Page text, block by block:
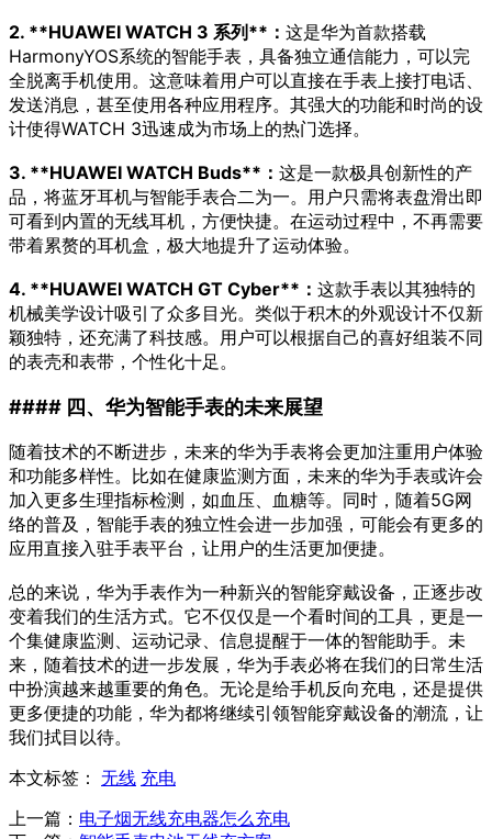
2. **HUAWEI WATCH 3 系列**： 这是华为首款搭载
HarmonyYOS系统的智能手表，具备独立通信能力，可以完
全脱离手机使用。这意味着用户可以直接在手表上接打电话、
发送消息，甚至使用各种应用程序。其强大的功能和时尚的设
计使得WATCH 3迅速成为市场上的热门选择。
3. **HUAWEI WATCH Buds**： 这是一款极具创新性的产
品，将蓝牙耳机与智能手表合二为一。用户只需将表盘滑出即
可看到内置的无线耳机，方便快捷。在运动过程中，不再需要
带着累赘的耳机盒，极大地提升了运动体验。
4. **HUAWEI WATCH GT Cyber**： 这款手表以其独特的
机械美学设计吸引了众多目光。类似于积木的外观设计不仅新
颖独特，还充满了科技感。用户可以根据自己的喜好组装不同
的表壳和表带，个性化十足。
#### 四、华为智能手表的未来展望
随着技术的不断进步，未来的华为手表将会更加注重用户体验
和功能多样性。比如在健康监测方面，未来的华为手表或许会
加入更多生理指标检测，如血压、血糖等。同时，随着5G网
络的普及，智能手表的独立性会进一步加强，可能会有更多的
应用直接入驻手表平台，让用户的生活更加便捷。
总的来说，华为手表作为一种新兴的智能穿戴设备，正逐步改
变着我们的生活方式。它不仅仅是一个看时间的工具，更是一
个集健康监测、运动记录、信息提醒于一体的智能助手。未
来，随着技术的进一步发展，华为手表必将在我们的日常生活
中扮演越来越重要的角色。无论是给手机反向充电，还是提供
更多便捷的功能，华为都将继续引领智能穿戴设备的潮流，让
我们拭目以待。
本文标签： 无线 充电
上一篇： 电子烟无线充电器怎么充电